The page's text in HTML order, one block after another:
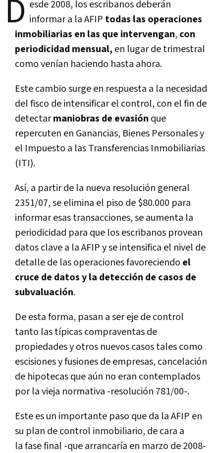
D esde 2008, los escribanos deberán
informar a la AFIP todas las operaciones
inmobiliarias en las que intervengan, con
periodicidad mensual, en lugar de trimestral
como vení­an haciendo hasta ahora.
Este cambio surge en respuesta a la necesidad
del fisco de intensificar el control, con el fin de
detectarmaniobras de evasión que
repercuten en Ganancias, Bienes Personales y
el Impuesto a las Transferencias Inmobiliarias
(ITI).
Así­, a partir de la nueva resolución general
2351/07, se elimina el piso de $80.000 para
informar esas transacciones, se aumenta la
periodicidad para que los escribanos provean
datos clave a la AFIP y se intensifica el nivel de
detalle de las operaciones favoreciendo el
cruce de datos y la detección de casos de
subvaluación.
De esta forma, pasan a ser eje de control
tanto las tí­picas compraventas de
propiedades y otros nuevos casos tales como
escisiones y fusiones de empresas, cancelación
de hipotecas que aún no eran contemplados
por la vieja normativa -resolución 781/00-.
Este es un importante paso que da la AFIP en
su plan de control inmobiliario, de cara a
la fase final -que arrancarí­a en marzo de 2008-